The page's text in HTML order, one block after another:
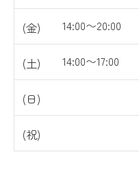
14:00〜20:00
14:00〜17:00